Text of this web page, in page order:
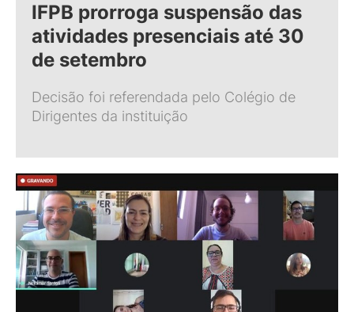
IFPB prorroga suspensão das
atividades presenciais até 30
de setembro
Decisão foi referendada pelo Colégio de
Dirigentes da instituição